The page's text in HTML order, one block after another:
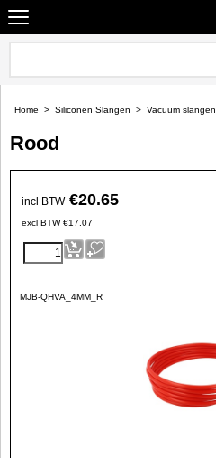
Home > Siliconen Slangen > Vacuum slangen
Rood
incl BTW €20.65
excl BTW €17.07
MJB-QHVA_4MM_R